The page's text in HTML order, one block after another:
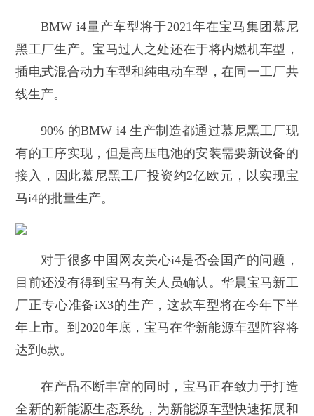
BMW i4量产车型将于2021年在宝马集团慕尼
黑工厂生产。宝马过人之处还在于将内燃机车型，
插电式混合动力车型和纯电动车型，在同一工厂共
线生产。
90% 的BMW i4 生产制造都通过慕尼黑工厂现
有的工序实现，但是高压电池的安装需要新设备的
接入，因此慕尼黑工厂投资约2亿欧元，以实现宝
马i4的批量生产。
对于很多中国网友关心i4是否会国产的问题，
目前还没有得到宝马有关人员确认。华晨宝马新工
厂正专心准备iX3的生产，这款车型将在今年下半
年上市。到2020年底，宝马在华新能源车型阵容将
达到6款。
在产品不断丰富的同时，宝马正在致力于打造
全新的新能源生态系统，为新能源车型快速拓展和